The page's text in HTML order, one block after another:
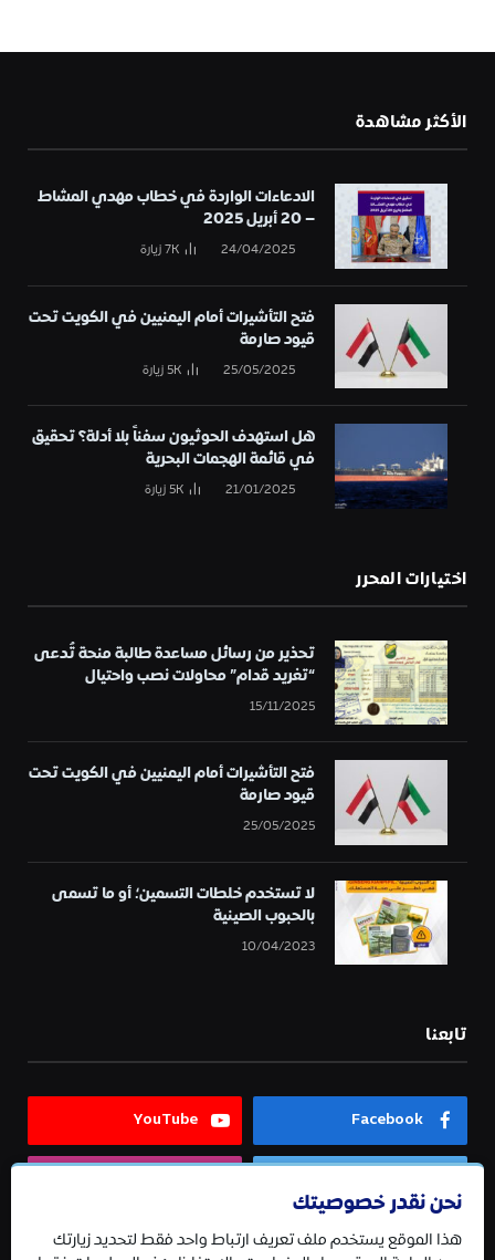
الأكثر مشاهدة
الادعاءات الواردة في خطاب مهدي المشاط
– 20 أبريل 2025
24/04/2025
7Kزيارة
فتح التأشيرات أمام اليمنيين في الكويت تحت
قيود صارمة
25/05/2025
5Kزيارة
هل استهدف الحوثيون سفناً بلا أدلة؟ تحقيق
في قائمة الهجمات البحرية
21/01/2025
5Kزيارة
اختيارات المحرر
تحذير من رسائل مساعدة طالبة منحة تُدعى
“تغريد قدام” محاولات نصب واحتيال
15/11/2025
فتح التأشيرات أمام اليمنيين في الكويت تحت
قيود صارمة
25/05/2025
لا تستخدم خلطات التسمين؛ أو ما تسمى
بالحبوب الصينية
10/04/2023
تابعنا
Facebook
YouTube
Telegram
نحن نقدر خصوصيتك
هذا الموقع يستخدم ملف تعريف ارتباط واحد فقط لتحديد زيارتك